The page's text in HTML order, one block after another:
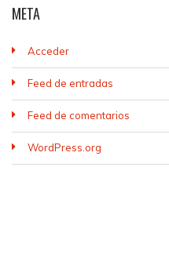
META
Acceder
Feed de entradas
Feed de comentarios
WordPress.org